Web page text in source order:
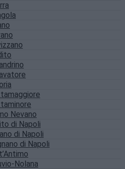
Nevano
di Napoli
di Napoli
di Napoli
Nolana